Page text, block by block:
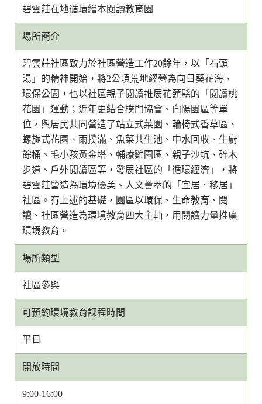
碧雲莊在地循環繪本閱讀教育園
場所簡介
碧雲莊社區致力於社區營造工作20餘年，以「石頭
湯」的精神開始，將2公頃荒地經營為向日葵花海、
環保公園，也以社區親子閱讀推展花蓮縣的「閱讀桃
花園」運動；近年更結合樸門協會、向陽園區等單
位，與居民共同營造了站立式菜園、輪椅式香草區、
螺旋式花園、雨撲滿、魚菜共生池、中水回收、生廚
餘桶、毛小孩黃金塔、輔療雞園區、親子沙坑、碎木
步道、戶外閱讀區等，發展社區的「循環經濟」，將
碧雲莊營造為環境優美、人文薈萃的「宜居．移居」
社區。有上述的基礎，園區以環保、生命教育、閱
讀、社區營造為環境教育四大主軸，用閱讀力量推廣
環境教育。
場所類型
社區參與
可預約環境教育課程時間
平日
開放時間
9:00-16:00